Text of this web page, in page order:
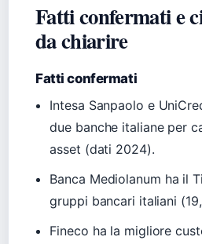
Fatti confermati e
da chiarire
Fatti confermati
Intesa Sanpaolo e
due banche italiane per
asset (dati 2024).
Banca Mediolanum ha il
gruppi bancari italiani
Fineco ha la migliore